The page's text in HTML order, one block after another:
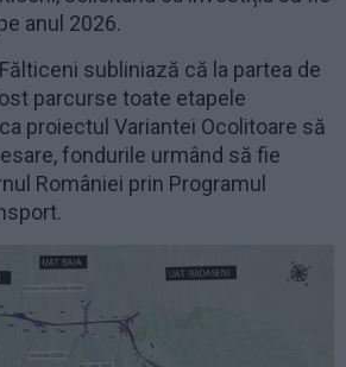
anul 2026.
subliniază că la partea de
parcurse toate etapele
proiectul Variantei Ocolitoare să
fondurile urmând să fie
României prin Programul